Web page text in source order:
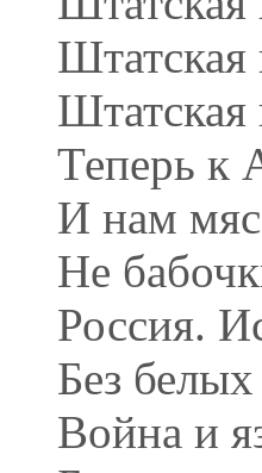
Штатская
Теперь к
И нам
Не
Россия.
Без
Война и